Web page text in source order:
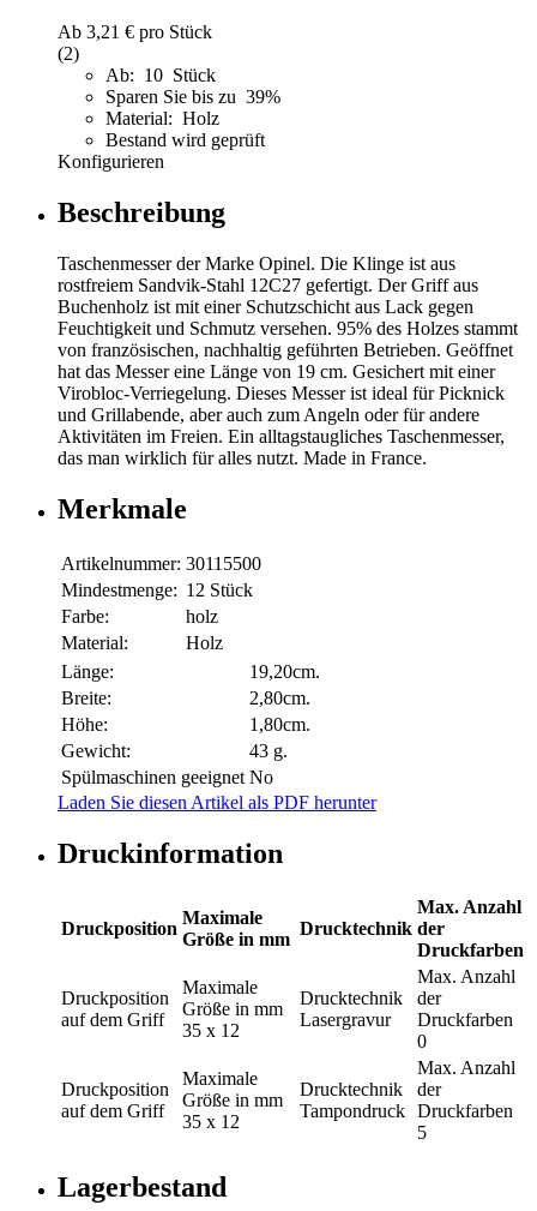
Ab 3,21 € pro Stück
(2)
Ab: 10 Stück
Sparen Sie bis zu 39%
Material: Holz
Bestand wird geprüft
Konfigurieren
Beschreibung
Taschenmesser der Marke Opinel. Die Klinge ist aus
rostfreiem Sandvik-Stahl 12C27 gefertigt. Der Griff aus
Buchenholz ist mit einer Schutzschicht aus Lack gegen
Feuchtigkeit und Schmutz versehen. 95% des Holzes stammt
von französischen, nachhaltig geführten Betrieben. Geöffnet
hat das Messer eine Länge von 19 cm. Gesichert mit einer
Virobloc-Verriegelung. Dieses Messer ist ideal für Picknick
und Grillabende, aber auch zum Angeln oder für andere
Aktivitäten im Freien. Ein alltagstaugliches Taschenmesser,
das man wirklich für alles nutzt. Made in France.
Merkmale
Artikelnummer: 30115500
Mindestmenge: 12 Stück
Farbe:
holz
Material:
Holz
Länge:
19,20cm.
Breite:
2,80cm.
Höhe:
1,80cm.
Gewicht:
43 g.
Spülmaschinen geeignet No
Laden Sie diesen Artikel als PDF herunter
Druckinformation
Druckposition
Maximale
Größe in mm
Drucktechnik
Max. Anzahl
der
Druckfarben
Druckposition
auf dem Griff
Maximale
Größe in mm
35 x 12
Drucktechnik
Lasergravur
Max. Anzahl
der
Druckfarben
0
Druckposition
auf dem Griff
Maximale
Größe in mm
35 x 12
Drucktechnik
Tampondruck
Max. Anzahl
der
Druckfarben
5
Lagerbestand